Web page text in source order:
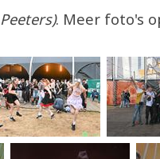
. Meer foto's